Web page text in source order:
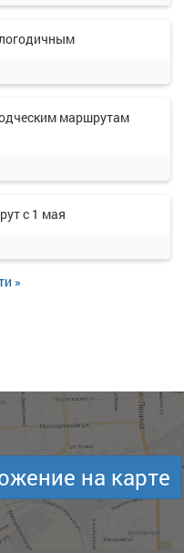
маршрутам
с 1 мая
»
на карте